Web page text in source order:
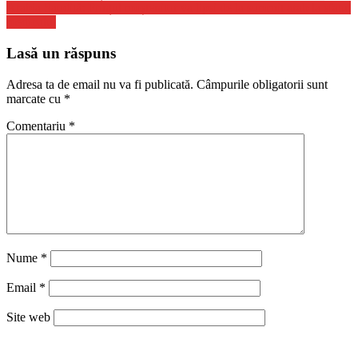
Lasă un răspuns
Adresa ta de email nu va fi publicată. Câmpurile obligatorii sunt
marcate cu *
Comentariu *
Nume *
Email *
Site web